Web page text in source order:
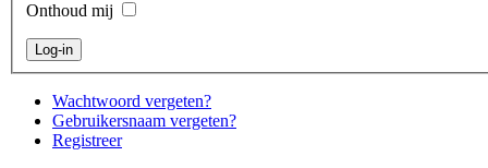
Onthoud mij
Wachtwoord vergeten?
Gebruikersnaam vergeten?
Registreer